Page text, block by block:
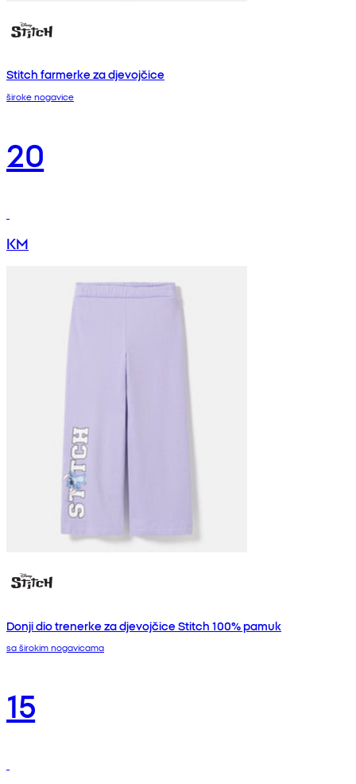
Stitch farmerke za djevojčice
široke nogavice
20
KM
Donji dio trenerke za djevojčice Stitch 100% pamuk
sa širokim nogavicama
15